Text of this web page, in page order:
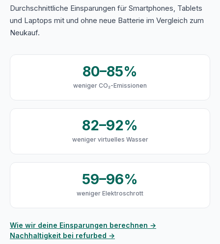
Durchschnittliche Einsparungen für Smartphones, Tablets
und Laptops mit und ohne neue Batterie im Vergleich zum
Neukauf.
80–85%
weniger CO₂-Emissionen
82–92%
weniger virtuelles Wasser
59–96%
weniger Elektroschrott
Wie wir deine Einsparungen berechnen →
Nachhaltigkeit bei refurbed →